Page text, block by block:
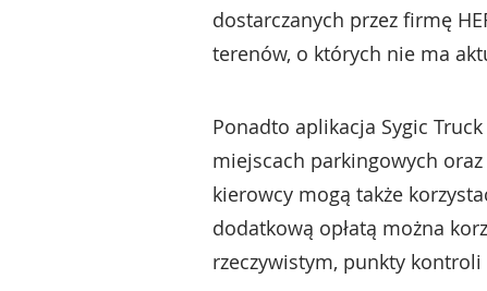
dostarczanych przez firmę
terenów, o których nie ma
Ponadto aplikacja Sygic
miejscach parkingowych
kierowcy mogą także
dodatkową opłatą można
rzeczywistym, punkty kontroli